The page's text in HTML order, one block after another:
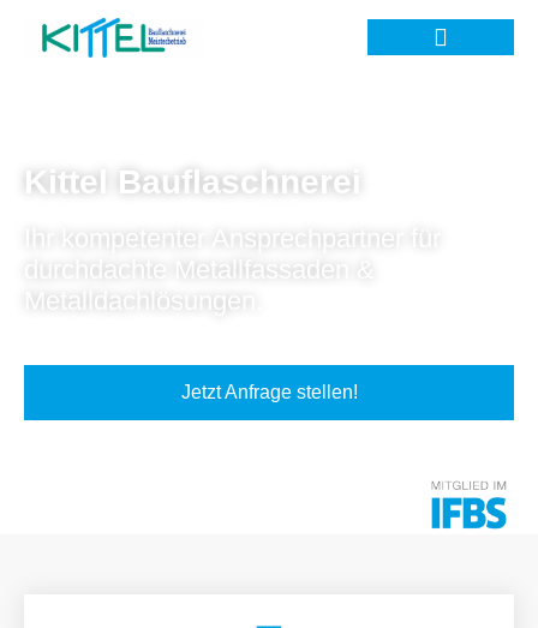
Kittel Bauflaschnerei
Ihr kompetenter Ansprechpartner für
durchdachte Metallfassaden &
Metalldachlösungen.
Jetzt Anfrage stellen!